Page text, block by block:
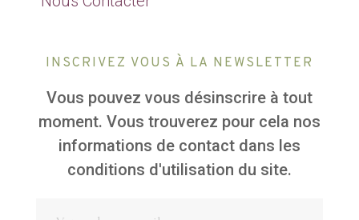
INSCRIVEZ VOUS À LA NEWSLETTER
Vous pouvez vous désinscrire à tout
moment. Vous trouverez pour cela nos
informations de contact dans les
conditions d'utilisation du site.